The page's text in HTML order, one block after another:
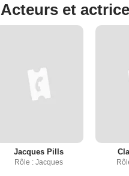
Acteurs et
Jacques Pills
Rôle : Jacques